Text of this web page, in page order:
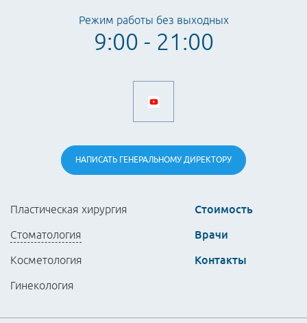
Режим работы без выходных
9:00 - 21:00
НАПИСАТЬ ГЕНЕРАЛЬНОМУДИРЕКТОРУ
Пластическая хирургия
Стоматология
Косметология
Гинекология
Стоимость
Врачи
Контакты